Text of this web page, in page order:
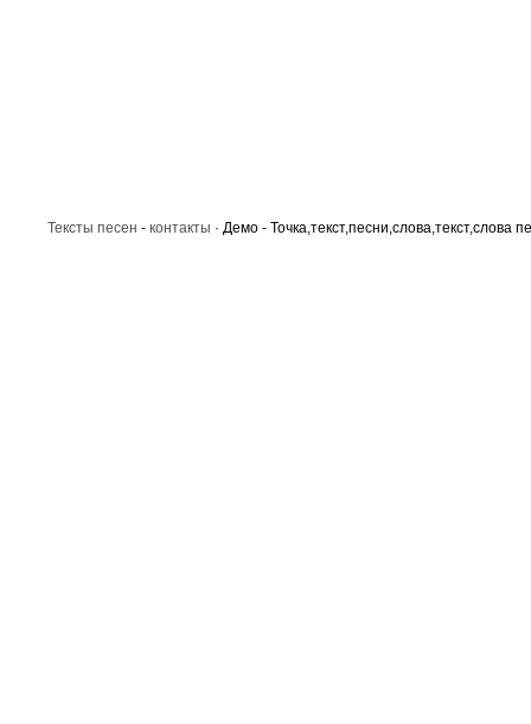
Тексты песен - контакты · Демо - Точка,текст,песни,слова,текст,слова